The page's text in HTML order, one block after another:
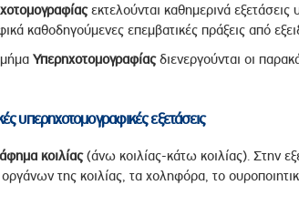
εκτελούνται καθημερινά εξετάσεις
καθοδηγούμενες επεμβατικές πράξεις από
Υπερηχοτομογραφίαςδιενεργούνται οι
υπερηχοτομογραφικές εξετάσεις
κοιλίας(άνω κοιλίας-κάτω κοιλίας). Στην
της κοιλίας, τα χοληφόρα, το